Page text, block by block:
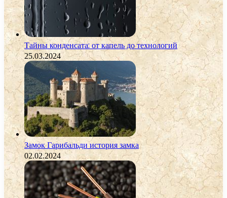
Тайны конденсата: от капель до технологий
25.03.2024
Замок Гарибальди история замка
02.02.2024